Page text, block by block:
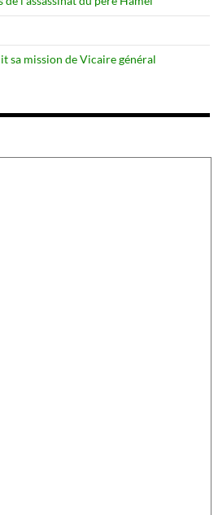
sa mission de Vicaire général